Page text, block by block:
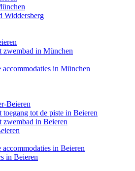
Widdersberg
zwembad in München
in München
Beieren
toegang tot de piste in Beieren
zwembad in Beieren
in Beieren
in Beieren